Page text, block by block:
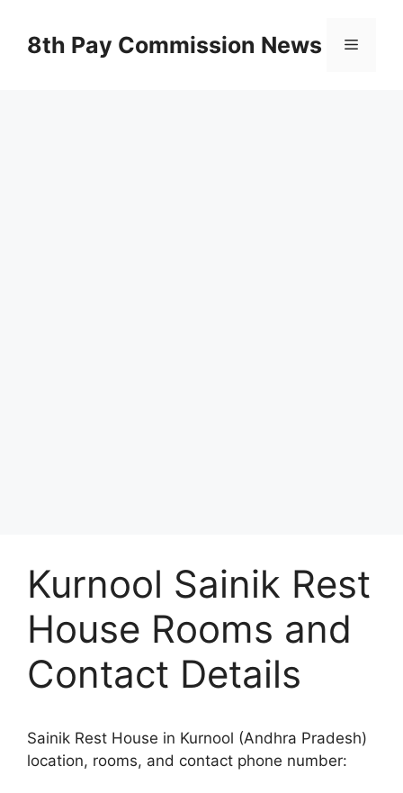
content8th Pay Commission News Menu
Kurnool Sainik Rest
House Rooms and
Contact Details
Sainik Rest House in Kurnool (Andhra Pradesh)
location, rooms, and contact phone number: